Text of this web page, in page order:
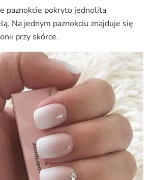
paznokcie pokryto jednolitą
Na jednym paznokciu znajduje się
przy skórce.